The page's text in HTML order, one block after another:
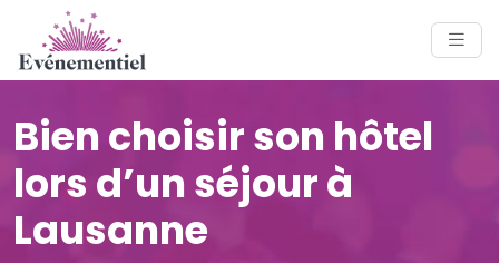
Bien choisir son hôtel
lors d’un séjour à
Lausanne